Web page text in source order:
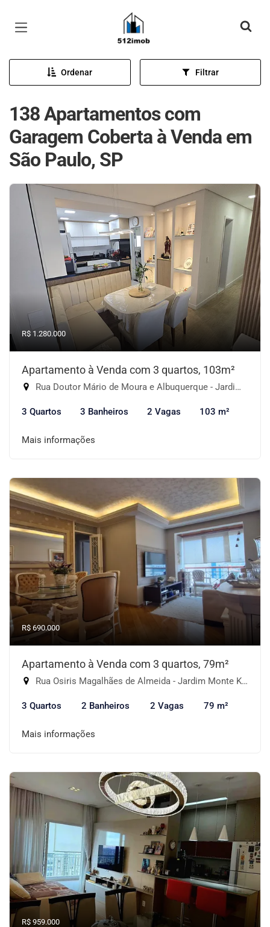
Página inicial
Ordenar Filtrar
138 Apartamentos com
Garagem Coberta à Venda em
São Paulo, SP
R$ 1.280.000
Apartamento à Venda com 3 quartos, 103m²
Rua Doutor Mário de Moura e Albuquerque - Jardim Monte Kemel, São Paulo-SP
3 Quartos 3 Banheiros 2 Vagas 103 m²
Mais informações
R$ 690.000
Apartamento à Venda com 3 quartos, 79m²
Rua Osiris Magalhães de Almeida - Jardim Monte Kemel, São Paulo-SP
3 Quartos 2 Banheiros 2 Vagas 79 m²
Mais informações
R$ 959.000